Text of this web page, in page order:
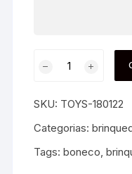
SKU: TOYS-180122
Categorias:
Tags:boneco,